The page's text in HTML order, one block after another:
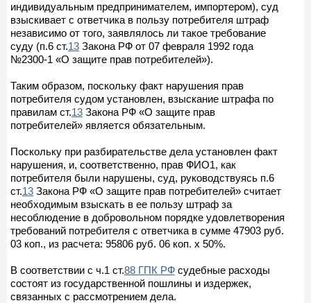
индивидуальным предпринимателем, импортером), суд
взыскивает с ответчика в пользу потребителя штраф
независимо от того, заявлялось ли такое требование
суду (п.6 ст.13 Закона РФ от 07 февраля 1992 года
№2300-1 «О защите прав потребителей»).
Таким образом, поскольку факт нарушения прав
потребителя судом установлен, взыскание штрафа по
правилам ст.13 Закона РФ «О защите прав
потребителей» является обязательным.
Поскольку при разбирательстве дела установлен факт
нарушения, и, соответственно, прав ФИО1, как
потребителя были нарушены, суд, руководствуясь п.6
ст.13 Закона РФ «О защите прав потребителей» считает
необходимым взыскать в ее пользу штраф за
несоблюдение в добровольном порядке удовлетворения
требований потребителя с ответчика в сумме 47903 руб.
03 коп., из расчета: 95806 руб. 06 коп. х 50%.
В соответствии с ч.1 ст.88 ГПК РФ судебные расходы
состоят из государственной пошлины и издержек,
связанных с рассмотрением дела.